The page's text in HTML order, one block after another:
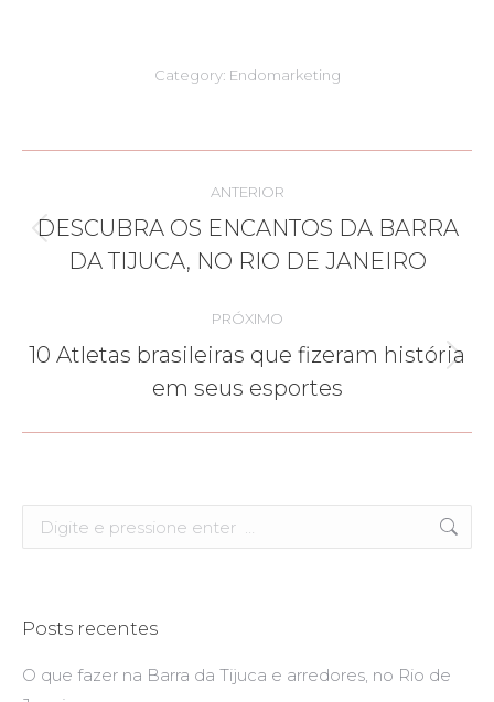
Category: Endomarketing
de
post:
ANTERIOR
Post
anterior:
DESCUBRA OS ENCANTOS DA BARRA
DA TIJUCA, NO RIO DE JANEIRO
PRÓXIMO
Próximo
post:
10 Atletas brasileiras que fizeram história
em seus esportes
Search:
Posts recentes
O que fazer na Barra da Tijuca e arredores, no Rio de